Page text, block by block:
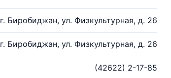
г. Биробиджан, ул. Физкультурная, д. 26
г. Биробиджан, ул. Физкультурная, д. 26
(42622) 2-17-85